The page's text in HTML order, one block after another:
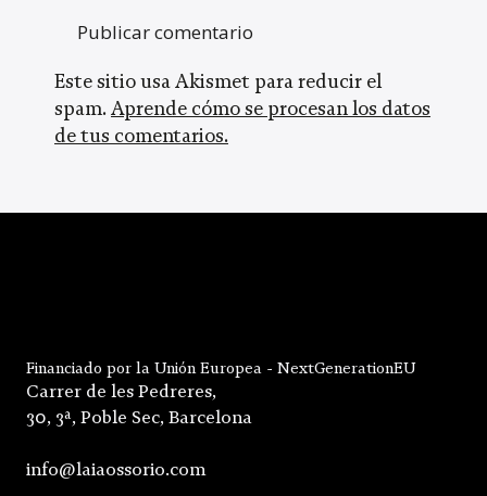
Este sitio usa Akismet para reducir el
spam.Aprende cómo se procesan los datos
de tus comentarios.
Financiado por la Unión Europea - NextGenerationEU
Carrer de les Pedreres,
30, 3ª, Poble Sec, Barcelona
info@laiaossorio.com